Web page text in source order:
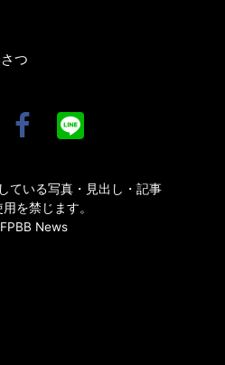
つ
ている写真・見出し・記事
を禁じます。
News